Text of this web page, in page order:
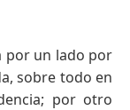
por un lado por
sobre todo en
por otro